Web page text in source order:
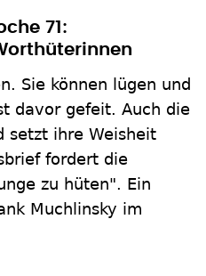
71:
Sie können lügen und
davor gefeit. Auch die
setzt ihre Weisheit
fordert die
zu hüten". Ein
Muchlinsky im